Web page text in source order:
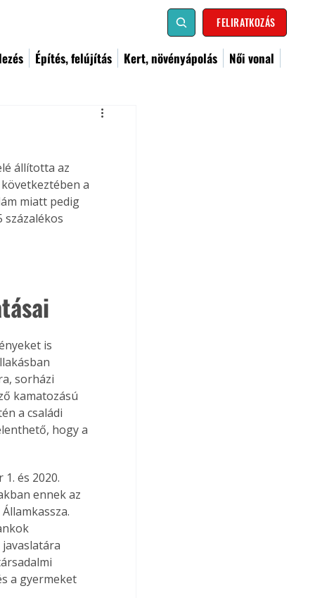
FELIRATKOZÁS
Építés, felújítás Kert, növényápolás Női vonal
állította az
a
miatt pedig
százalékos
is
sorházi
kamatozású
a családi
hogy a
és 2020.
ennek az
a gyermeket